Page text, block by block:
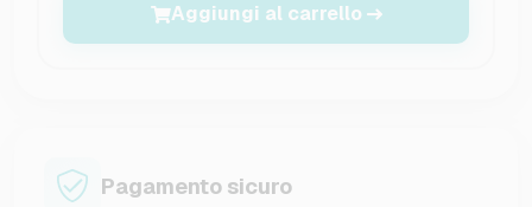
Aggiungi al carrello
Pagamento sicuro